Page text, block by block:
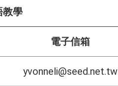
教學
電子信箱
yvonneli@seed.net.tw